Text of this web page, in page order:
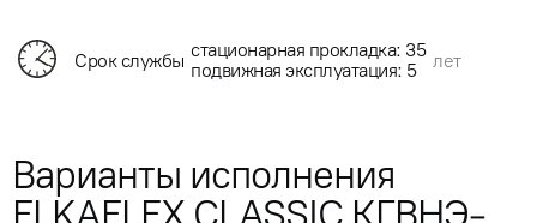
Срок службы стационарная прокладка: 35
подвижная эксплуатация: 5
лет
Варианты исполнения